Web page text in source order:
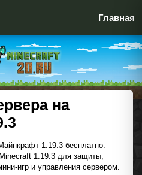
Главная
на
1.19.3 бесплатно:
1.19.3 для защиты,
игр и управления сервером.